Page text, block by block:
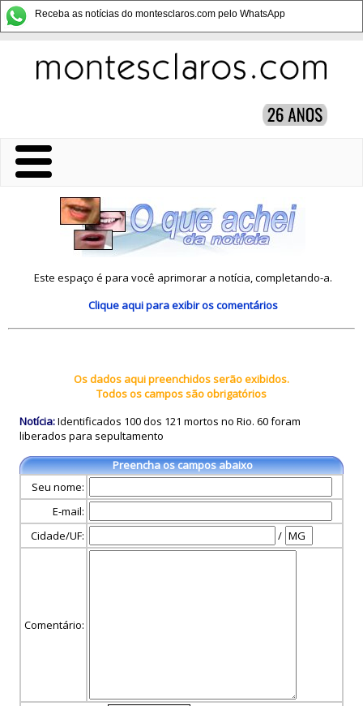
Receba as notícias do montesclaros.com pelo WhatsApp
Este espaço é para você aprimorar a notícia, completando-a.
Clique aquipara exibir os comentários
Os dados aqui preenchidos serão exibidos.
Todos os campos são obrigatórios
Notícia:Identificados 100 dos 121 mortos no Rio. 60 foram
liberados para sepultamento
Preencha os campos abaixo
Seu nome:
E-mail:
Cidade/UF:
/
Comentário: